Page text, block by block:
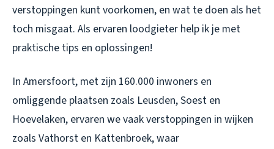
verstoppingen kunt voorkomen, en wat te doen als het
toch misgaat. Als ervaren loodgieter help ik je met
praktische tips en oplossingen!
In Amersfoort, met zijn 160.000 inwoners en
omliggende plaatsen zoals Leusden, Soest en
Hoevelaken, ervaren we vaak verstoppingen in wijken
zoals Vathorst en Kattenbroek, waar